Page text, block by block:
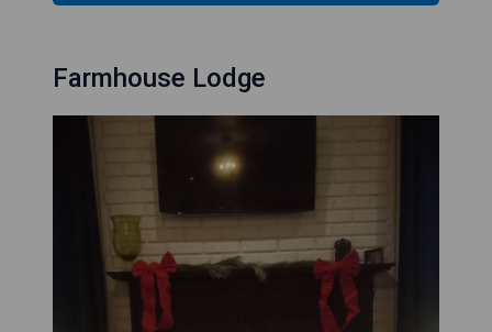
Farmhouse Lodge